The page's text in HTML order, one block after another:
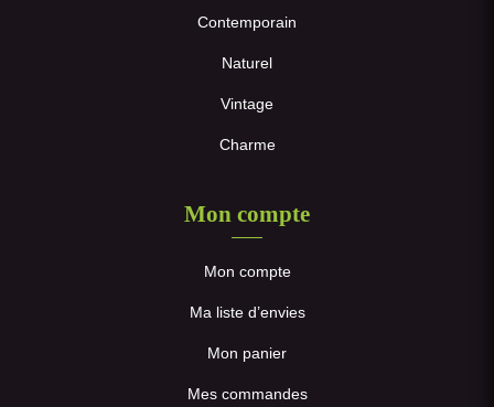
Contemporain
Naturel
Vintage
Charme
Mon compte
Mon compte
Ma liste d’envies
Mon panier
Mes commandes